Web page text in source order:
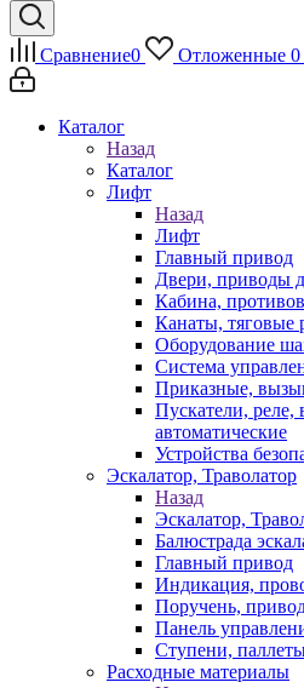
Сравнение0 Отложенные 0
Каталог
Назад
Каталог
Лифт
Назад
Лифт
Главный привод
Двери, приводы
Кабина,
Канаты, тяговые
Оборудование
Система
Приказные,
Пускатели, реле,
автоматические
Устройства
Эскалатор, Траволатор
Назад
Эскалатор,
Балюстрада
Главный привод
Индикация,
Поручень,
Панель
Ступени,
Расходные материалы